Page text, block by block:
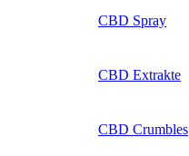
CBD Spray
CBD Extrakte
CBD Crumbles